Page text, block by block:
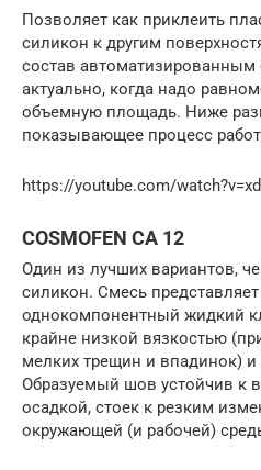
Позволяет как приклеить
силикон к другим
состав
актуально, когда надо
объемную площадь. Ниже
показывающее процесс
https://youtube.com/
COSMOFEN CA 12
Один из лучших вариантов,
силикон. Смесь
однокомпонентный жидкий
крайне низкой вязкостью
мелких трещин и впадинок) и
Образуемый шов устойчив к
осадкой, стоек к резким
окружающей (и рабочей)